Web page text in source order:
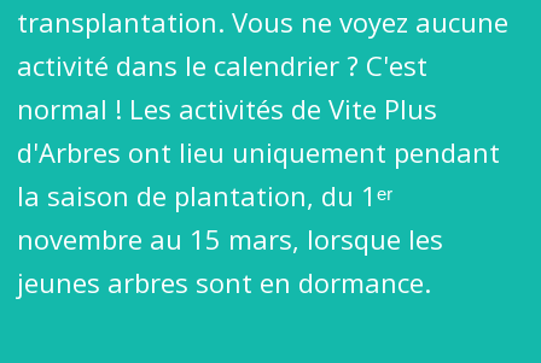
transplantation. Vous ne voyez aucune
activité dans le calendrier ? C'est
normal ! Les activités de Vite Plus
d'Arbres ont lieu uniquement pendant
la saison de plantation, du 1ᵉʳ
novembre au 15 mars, lorsque les
jeunes arbres sont en dormance.